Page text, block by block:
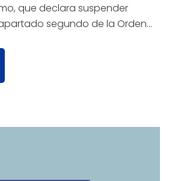
que declara suspender
segundo de la Orden…